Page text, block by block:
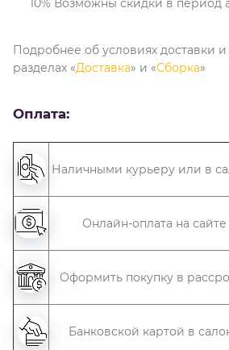
10% Возможны скидки в период
Подробнее об условиях доставки
разделах «Доставка» и «Сборка»
Оплата:
Наличными курьеру или в
Онлайн-оплата на сайте
Оформить покупку в
Банковской картой в